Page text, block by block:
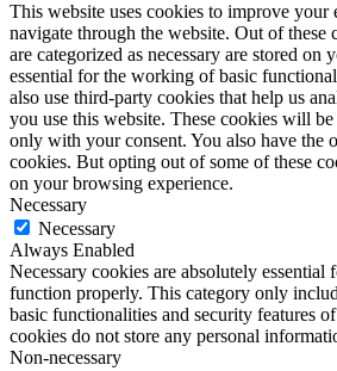
This website uses cookies to improve your
navigate through the website. Out of these
are categorized as necessary are stored on
essential for the working of basic
also use third-party cookies that help us
you use this website. These cookies will
only with your consent. You also have the
cookies. But opting out of some of these
on your browsing experience.
Necessary
Necessary
Always Enabled
Necessary cookies are absolutely essential
function properly. This category only
basic functionalities and security features
cookies do not store any personal
Non-necessary